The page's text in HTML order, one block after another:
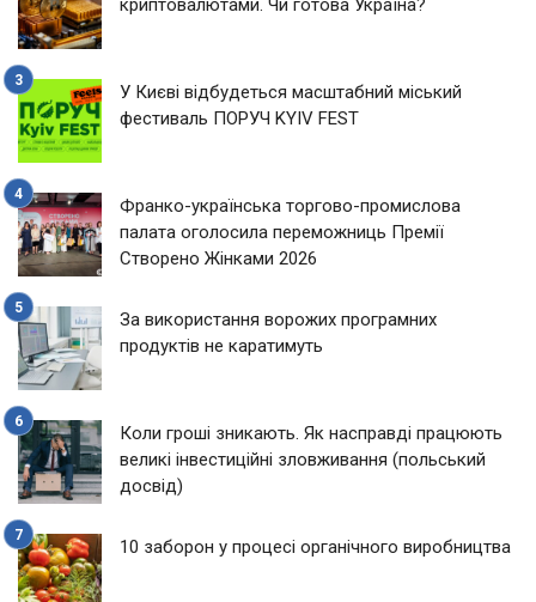
криптовалютами. Чи готова Україна?
У Києві відбудеться масштабний міський
фестиваль ПОРУЧ KYIV FEST
Франко-українська торгово-промислова
палата оголосила переможниць Премії
Створено Жінками 2026
За використання ворожих програмних
продуктів не каратимуть
Коли гроші зникають. Як насправді працюють
великі інвестиційні зловживання (польський
досвід)
10 заборон у процесі органічного виробництва